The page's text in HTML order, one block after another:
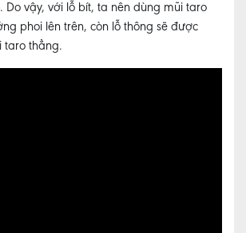
Do vậy, với lỗ bít, ta nên dùng mũi taro
phoi lên trên, còn lỗ thông sẽ được
taro thẳng.